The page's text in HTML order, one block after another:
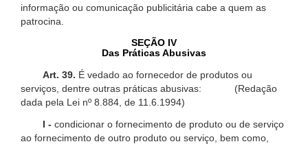
informação ou comunicação publicitária cabe a quem as
patrocina.
SEÇÃO IV
Das Práticas Abusivas
Art. 39. É vedado ao fornecedor de produtos ou
serviços, dentre outras práticas abusivas: (Redação
dada pela Lei nº 8.884, de 11.6.1994)
I - condicionar o fornecimento de produto ou de serviço
ao fornecimento de outro produto ou serviço, bem como,